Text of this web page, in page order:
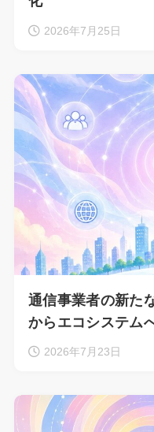
2026年7月25日
通信事業者の新た
からエコシステム
2026年7月23日